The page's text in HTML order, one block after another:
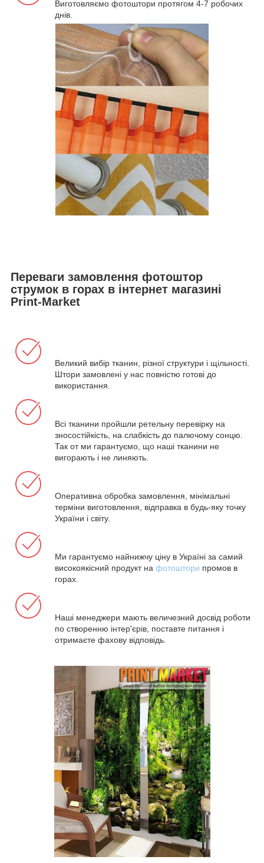
Виготовляємо фотоштори протягом 4-7 робочих
днів.
Переваги замовлення фотоштор
струмок в горах в інтернет магазині
Print-Market
Великий вибір тканин, різної структури і щільності.
Штори замовлені у нас повністю готові до
використання.
Всі тканини пройшли ретельну перевірку на
зносостійкість, на слабкість до палючому сонцю.
Так от ми гарантуємо, що наші тканини не
вигорають і не линяють.
Оперативна обробка замовлення, мінімальні
терміни виготовлення, відправка в будь-яку точку
України і світу.
Ми гарантуємо найнижчу ціну в Україні за самий
високоякісний продукт на фотоштори промов в
горах.
Наші менеджери мають величезний досвід роботи
по створенню інтер'єрів, поставте питання і
отримаєте фахову відповідь.